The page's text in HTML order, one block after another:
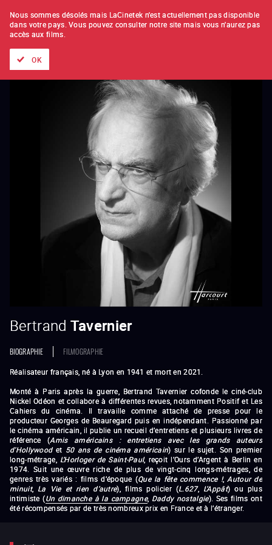
À L'UNITÉ ABONNEMENT
Bertrand Tavernier
BIOGRAPHIE FILMOGRAPHIE
Réalisateur français, né à Lyon en 1941 et mort en 2021.
Monté à Paris après la guerre, Bertrand Tavernier cofonde le ciné-club
Nickel Odéon et collabore à différentes revues, notamment Positif et Les
Cahiers du cinéma. Il travaille comme attaché de presse pour le
producteur Georges de Beauregard puis en indépendant. Passionné par
le cinéma américain, il publie un recueil d’entretiens et plusieurs livres de
référence (Amis américains : entretiens avec les grands auteurs
d'Hollywoodet 50 ans de cinéma américain) sur le sujet. Son premier
long-métrage, L’Horloger de Saint-Paul, reçoit l’Ours d’Argent à Berlin en
1974. Suit une œuvre riche de plus de vingt-cinq longs-métrages, de
genres très variés : films d’époque (Que la fête commence !, Autour de
minuit, La Vie et rien d’autre), films policier (L.627, L’Appât) ou plus
intimiste (Un dimanche à la campagne, Daddy nostalgie). Ses films ont
été récompensés par de très nombreux prix en France et à l’étranger.
Nous sommes désolés mais LaCinetek n'est actuellement pas disponible
dans votre pays. Vous pouvez consulter notre site mais vous n'aurez pas
accès aux films.
OK